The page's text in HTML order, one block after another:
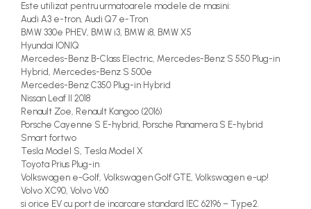
Este utilizat pentru urmatoarele modele de masini:
Audi A3 e-tron, Audi Q7 e-Tron
BMW 330e PHEV, BMW i3, BMW i8, BMW X5
Hyundai IONIQ
Mercedes-Benz B-Class Electric, Mercedes-Benz S 550 Plug-in
Hybrid, Mercedes-Benz S 500e
Mercedes-Benz C350 Plug-in Hybrid
Nissan Leaf II 2018
Renault Zoe, Renault Kangoo (2016)
Porsche Cayenne S E-hybrid, Porsche Panamera S E-hybrid
Smart fortwo
Tesla Model S, Tesla Model X
Toyota Prius Plug-in
Volkswagen e-Golf, Volkswagen Golf GTE, Volkswagen e-up!
Volvo XC90, Volvo V60
si orice EV cu port de incarcare standard IEC 62196 – Type2.